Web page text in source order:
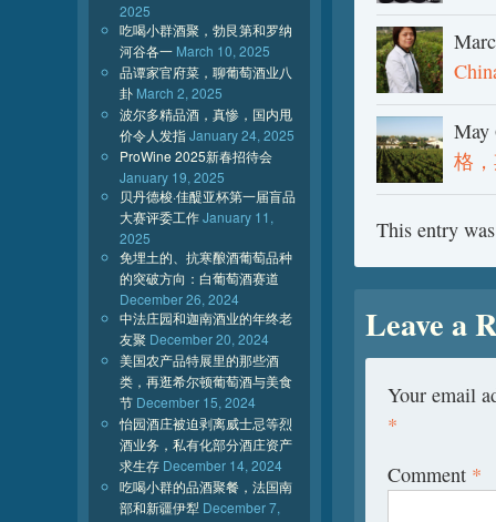
May
格
This entry
Leave a
Your email
*
Comment *
2025
吃喝小群酒聚，勃艮第和罗纳
河谷各一 March 10, 2025
品谭家官府菜，聊葡萄酒业八
卦 March 2, 2025
波尔多精品酒，真惨，国内甩
价令人发指January 24, 2025
ProWine 2025新春招待会
January 19, 2025
贝丹德梭·佳醍亚杯第一届盲品
大赛评委工作January 11,
2025
免埋土的、抗寒酿酒葡萄品种
的突破方向：白葡萄酒赛道
December 26, 2024
中法庄园和迦南酒业的年终老
友聚 December 20, 2024
美国农产品特展里的那些酒
类，再逛希尔顿葡萄酒与美食
节 December 15, 2024
怡园酒庄被迫剥离威士忌等烈
酒业务，私有化部分酒庄资产
求生存 December 14, 2024
吃喝小群的品酒聚餐，法国南
部和新疆伊犁 December 7,